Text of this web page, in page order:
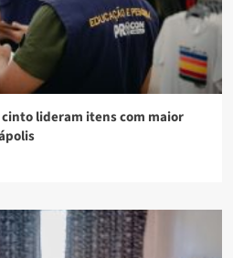
cinto lideram itens com maior